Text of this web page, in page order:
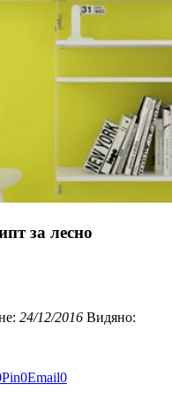
за лесно
24/12/2016 Видяно:
Pin0Email0